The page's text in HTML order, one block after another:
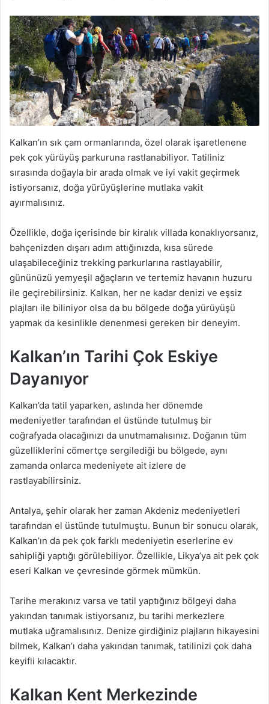
Kalkan’ın sık çam ormanlarında, özel olarak işaretlenene
pek çok yürüyüş parkuruna rastlanabiliyor. Tatiliniz
sırasında doğayla bir arada olmak ve iyi vakit geçirmek
istiyorsanız, doğa yürüyüşlerine mutlaka vakit
ayırmalısınız.
Özellikle, doğa içerisinde bir kiralık villada konaklıyorsanız,
bahçenizden dışarı adım attığınızda, kısa sürede
ulaşabileceğiniz trekking parkurlarına rastlayabilir,
gününüzü yemyeşil ağaçların ve tertemiz havanın huzuru
ile geçirebilirsiniz. Kalkan, her ne kadar denizi ve eşsiz
plajları ile biliniyor olsa da bu bölgede doğa yürüyüşü
yapmak da kesinlikle denenmesi gereken bir deneyim.
Kalkan’ın Tarihi Çok Eskiye
Dayanıyor
Kalkan’da tatil yaparken, aslında her dönemde
medeniyetler tarafından el üstünde tutulmuş bir
coğrafyada olacağınızı da unutmamalısınız. Doğanın tüm
güzelliklerini cömertçe sergilediği bu bölgede, aynı
zamanda onlarca medeniyete ait izlere de
rastlayabilirsiniz.
Antalya, şehir olarak her zaman Akdeniz medeniyetleri
tarafından el üstünde tutulmuştu. Bunun bir sonucu olarak,
Kalkan’ın da pek çok farklı medeniyetin eserlerine ev
sahipliği yaptığı görülebiliyor. Özellikle, Likya’ya ait pek çok
eseri Kalkan ve çevresinde görmek mümkün.
Tarihe merakınız varsa ve tatil yaptığınız bölgeyi daha
yakından tanımak istiyorsanız, bu tarihi merkezlere
mutlaka uğramalısınız. Denize girdiğiniz plajların hikayesini
bilmek, Kalkan’ı daha yakından tanımak, tatilinizi çok daha
keyifli kılacaktır.
Kalkan Kent Merkezinde